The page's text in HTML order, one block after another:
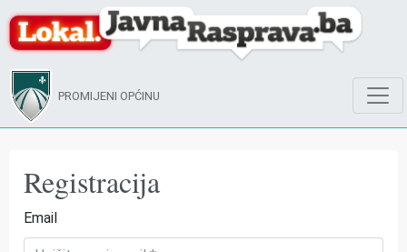
PROMIJENI OPĆINU
Registracija
Email